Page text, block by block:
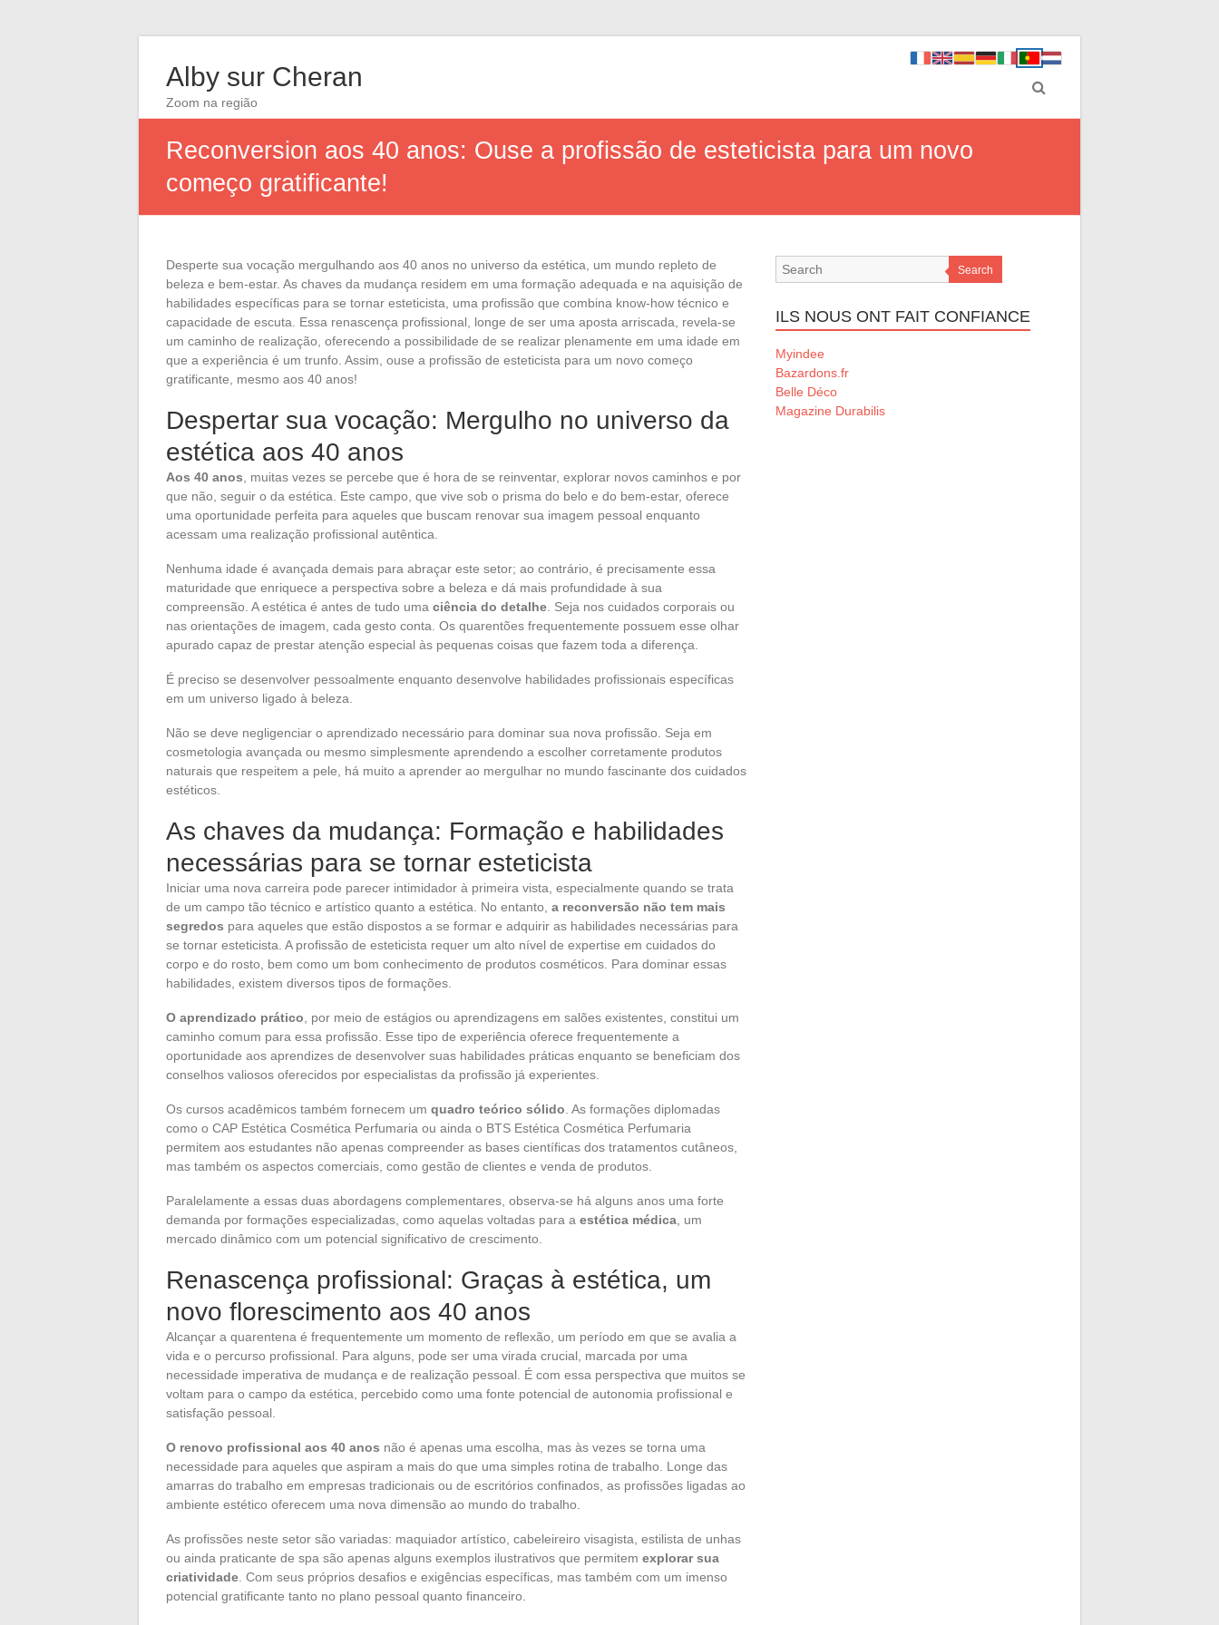
Alby sur Cheran
Zoom na região
Reconversion aos 40 anos: Ouse a profissão de esteticista para um novo
começo gratificante!
Desperte sua vocação mergulhando aos 40 anos no universo da estética, um mundo repleto de
beleza e bem-estar. As chaves da mudança residem em uma formação adequada e na aquisição de
habilidades específicas para se tornar esteticista, uma profissão que combina know-how técnico e
capacidade de escuta. Essa renascença profissional, longe de ser uma aposta arriscada, revela-se
um caminho de realização, oferecendo a possibilidade de se realizar plenamente em uma idade em
que a experiência é um trunfo. Assim, ouse a profissão de esteticista para um novo começo
gratificante, mesmo aos 40 anos!
Despertar sua vocação: Mergulho no universo da
estética aos 40 anos
Aos 40 anos , muitas vezes se percebe que é hora de se reinventar, explorar novos caminhos e por
que não, seguir o da estética. Este campo, que vive sob o prisma do belo e do bem-estar, oferece
uma oportunidade perfeita para aqueles que buscam renovar sua imagem pessoal enquanto
acessam uma realização profissional autêntica.
Nenhuma idade é avançada demais para abraçar este setor; ao contrário, é precisamente essa
maturidade que enriquece a perspectiva sobre a beleza e dá mais profundidade à sua
compreensão. A estética é antes de tudo uma ciência do detalhe . Seja nos cuidados corporais ou
nas orientações de imagem, cada gesto conta. Os quarentões frequentemente possuem esse olhar
apurado capaz de prestar atenção especial às pequenas coisas que fazem toda a diferença.
É preciso se desenvolver pessoalmente enquanto desenvolve habilidades profissionais específicas
em um universo ligado à beleza.
Não se deve negligenciar o aprendizado necessário para dominar sua nova profissão. Seja em
cosmetologia avançada ou mesmo simplesmente aprendendo a escolher corretamente produtos
naturais que respeitem a pele, há muito a aprender ao mergulhar no mundo fascinante dos cuidados
estéticos.
As chaves da mudança: Formação e habilidades
necessárias para se tornar esteticista
Iniciar uma nova carreira pode parecer intimidador à primeira vista, especialmente quando se trata
de um campo tão técnico e artístico quanto a estética. No entanto, a reconversão não tem mais
segredos para aqueles que estão dispostos a se formar e adquirir as habilidades necessárias para
se tornar esteticista. A profissão de esteticista requer um alto nível de expertise em cuidados do
corpo e do rosto, bem como um bom conhecimento de produtos cosméticos. Para dominar essas
habilidades, existem diversos tipos de formações.
O aprendizado prático , por meio de estágios ou aprendizagens em salões existentes, constitui um
caminho comum para essa profissão. Esse tipo de experiência oferece frequentemente a
oportunidade aos aprendizes de desenvolver suas habilidades práticas enquanto se beneficiam dos
conselhos valiosos oferecidos por especialistas da profissão já experientes.
Os cursos acadêmicos também fornecem um quadro teórico sólido . As formações diplomadas
como o CAP Estética Cosmética Perfumaria ou ainda o BTS Estética Cosmética Perfumaria
permitem aos estudantes não apenas compreender as bases científicas dos tratamentos cutâneos,
mas também os aspectos comerciais, como gestão de clientes e venda de produtos.
Paralelamente a essas duas abordagens complementares, observa-se há alguns anos uma forte
demanda por formações especializadas, como aquelas voltadas para a estética médica , um
mercado dinâmico com um potencial significativo de crescimento.
Renascença profissional: Graças à estética, um
novo florescimento aos 40 anos
Alcançar a quarentena é frequentemente um momento de reflexão, um período em que se avalia a
vida e o percurso profissional. Para alguns, pode ser uma virada crucial, marcada por uma
necessidade imperativa de mudança e de realização pessoal. É com essa perspectiva que muitos se
voltam para o campo da estética, percebido como uma fonte potencial de autonomia profissional e
satisfação pessoal.
O renovo profissional aos 40 anos não é apenas uma escolha, mas às vezes se torna uma
necessidade para aqueles que aspiram a mais do que uma simples rotina de trabalho. Longe das
amarras do trabalho em empresas tradicionais ou de escritórios confinados, as profissões ligadas ao
ambiente estético oferecem uma nova dimensão ao mundo do trabalho.
As profissões neste setor são variadas: maquiador artístico, cabeleireiro visagista, estilista de unhas
ou ainda praticante de spa são apenas alguns exemplos ilustrativos que permitem explorar sua
criatividade . Com seus próprios desafios e exigências específicas, mas também com um imenso
potencial gratificante tanto no plano pessoal quanto financeiro.
Search
ILS NOUS ONT FAIT CONFIANCE
Myindee
Bazardons.fr
Belle Déco
Magazine Durabilis